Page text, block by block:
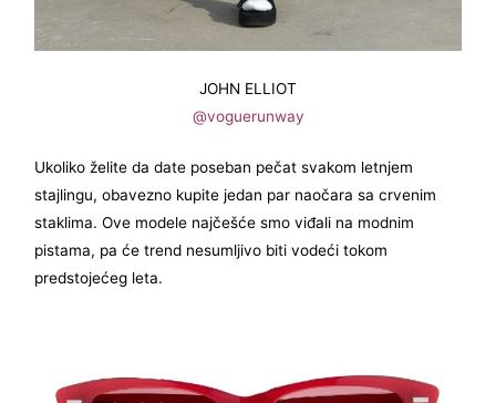
JOHN ELLIOT
@voguerunway
Ukoliko želite da date poseban pečat svakom letnjem
stajlingu, obavezno kupite jedan par naočara sa crvenim
staklima. Ove modele najčešće smo viđali na modnim
pistama, pa će trend nesumljivo biti vodeći tokom
predstojećeg leta.